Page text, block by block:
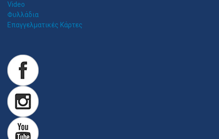
Video
Φυλλάδια
Επαγγελματικές Κάρτες